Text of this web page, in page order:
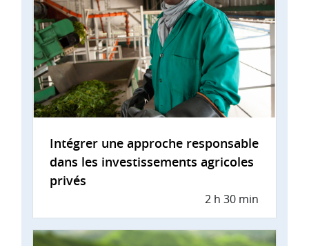
Intégrer une approche responsable
dans les investissements agricoles
privés
2 h 30 min